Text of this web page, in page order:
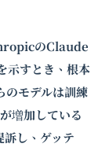
のClaude
示すとき、根本
モデルは訓練
増加している
し、ゲッテ